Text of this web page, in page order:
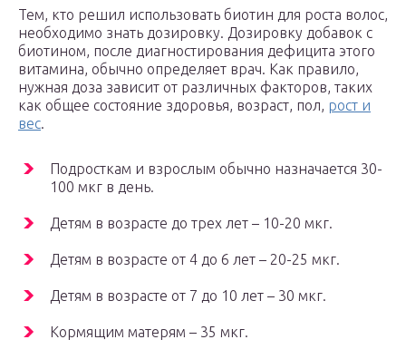
Тем, кто решил использовать биотин для роста волос,
необходимо знать дозировку. Дозировку добавок с
биотином, после диагностирования дефицита этого
витамина, обычно определяет врач. Как правило,
нужная доза зависит от различных факторов, таких
как общее состояние здоровья, возраст, пол, рост и
вес.
Подросткам и взрослым обычно назначается 30-
100 мкг в день.
Детям в возрасте до трех лет – 10-20 мкг.
Детям в возрасте от 4 до 6 лет – 20-25 мкг.
Детям в возрасте от 7 до 10 лет – 30 мкг.
Кормящим матерям – 35 мкг.